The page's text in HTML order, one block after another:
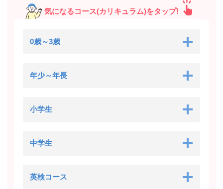
気になるコース(カリキュラム)をタップ!
0歳～3歳
年少～年長
小学生
中学生
英検コース